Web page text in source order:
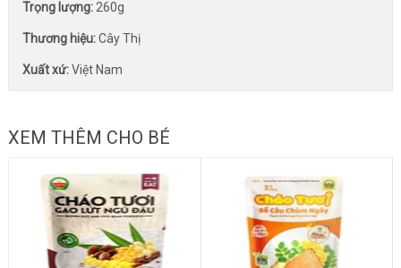
Trọng lượng:260g
Thương hiệu:Cây Thị
Xuất xứ:Việt Nam
XEM THÊM CHO BÉ